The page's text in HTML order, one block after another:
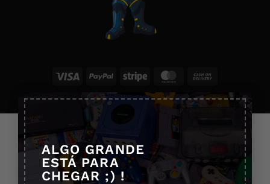
ALGO GRANDE
ESTÁ PARA
CHEGAR ;) !
×
Visa PayPal Stripe MasterCard
Delivery
Copyright 2026 ©All rights reserved